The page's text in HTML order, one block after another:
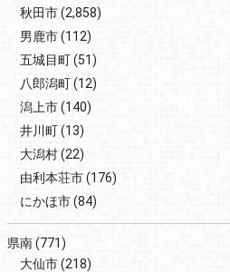
秋田市(2,858)
男鹿市(112)
五城目町(51)
八郎潟町(12)
潟上市(140)
井川町(13)
大潟村(22)
由利本荘市(176)
にかほ市(84)
県南(771)
大仙市(218)